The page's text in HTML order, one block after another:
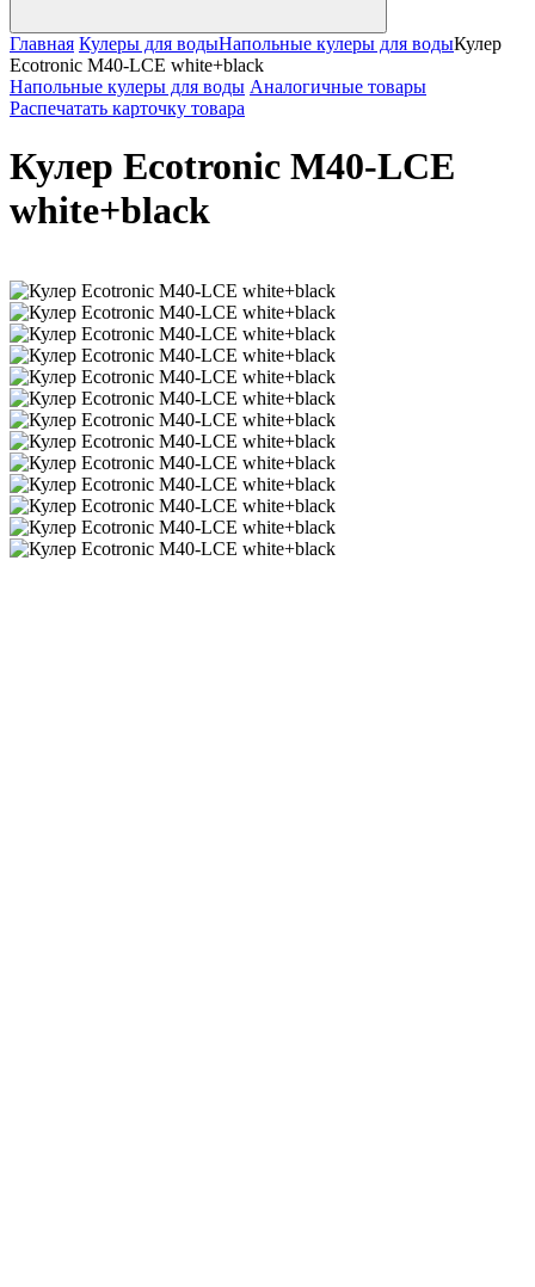
Главная Кулеры для водыНапольные кулеры для водыКулер
Ecotronic M40-LCE white+black
Напольные кулеры для воды Аналогичные товары
Распечатать карточку товара
Кулер Ecotronic M40-LCE
white+black